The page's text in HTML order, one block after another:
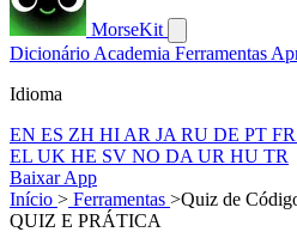
MorseKit
Dicionário Academia Ferramentas
Idioma
EN ES ZH HI AR JA RU DE PT FR
EL UK HE SV NO DA UR HU TR
Baixar App
Início > Ferramentas >Quiz de
QUIZ E PRÁTICA